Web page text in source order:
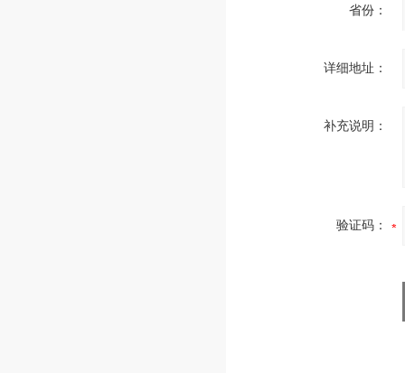
省份：
详细地址：
补充说明：
验证码：